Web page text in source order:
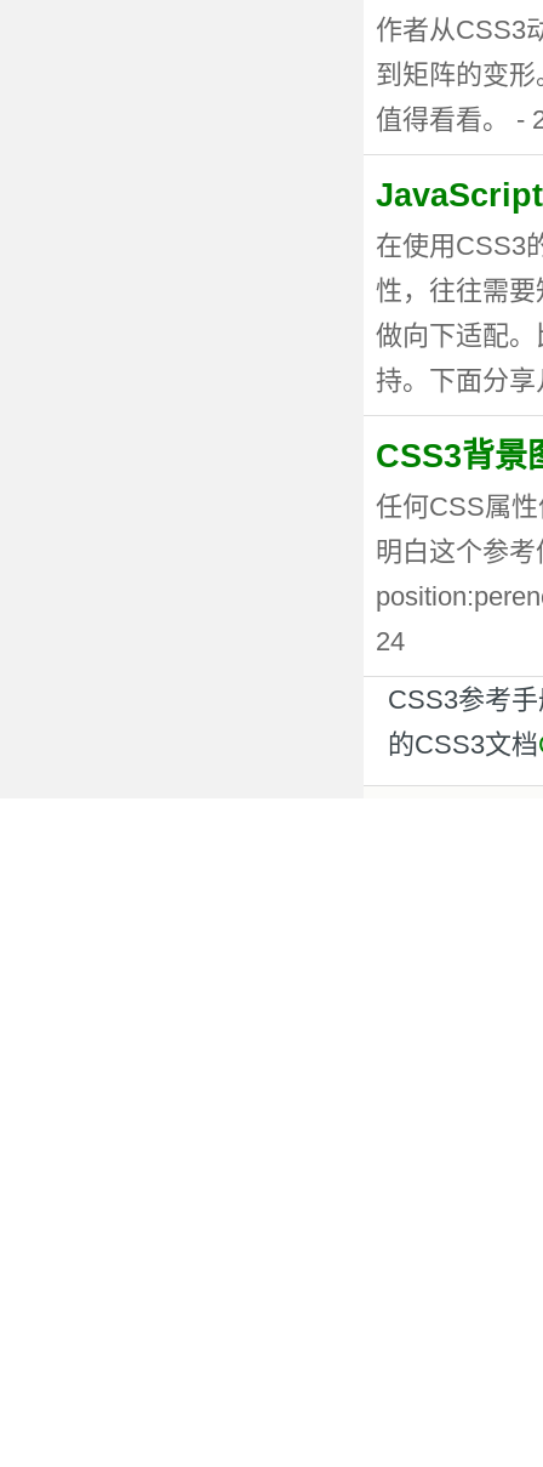
作者从CSS3
到矩阵的变
值得看看。 -
JavaScript
在使用CSS3
性，往往需
做向下适配
持。下面分
CSS3背景
任何CSS属
明白这个参
24
CSS3参考
的CSS3文档